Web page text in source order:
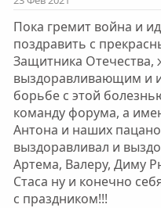
ы
л
а
Пока гремит война и
поздравить с
Защитника Отечества,
выздоравливающим и
борьбе с этой
команду форума, а
Антона и наших
выздоравливал и
Артема, Валеру, Диму
Стаса ну и конечно
с праздником!!!